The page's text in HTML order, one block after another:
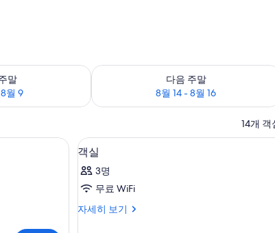
말
월 9
부 확인, 8월 7 - 8월 9
다음 주말
8월 14 - 8월 16
다음 주말 예약 가능 여부 확인, 8월 14 -
14개 객
고, 책상, 다리미/다리미판
객
실
사
모
미니바, 객실
7
객실
3명
무료 WiFi
자세히 보기
객